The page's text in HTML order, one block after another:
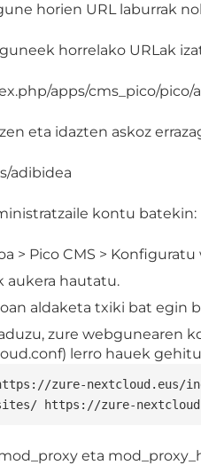
horien URL laburrak
horrelako URLak
apps/cms_pico/pico/
eta idazten askoz
adibidea
kontu batekin:
> Pico CMS >
aukera hautatu.
aldaketa txiki bat egin
zure webgunearen
lerro hauek
zure-nextcloud.eus/
sites/ https://zure-
eta